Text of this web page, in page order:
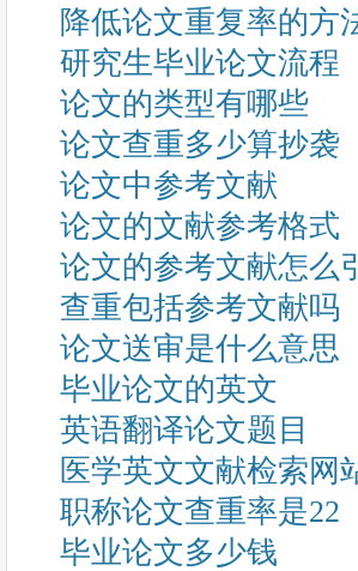
降低论文重复率的方
研究生毕业论文流程
论文的类型有哪些
论文查重多少算抄袭
论文中参考文献
论文的文献参考格式
论文的参考文献怎么
查重包括参考文献吗
论文送审是什么意思
毕业论文的英文
英语翻译论文题目
医学英文文献检索网
职称论文查重率是22
毕业论文多少钱